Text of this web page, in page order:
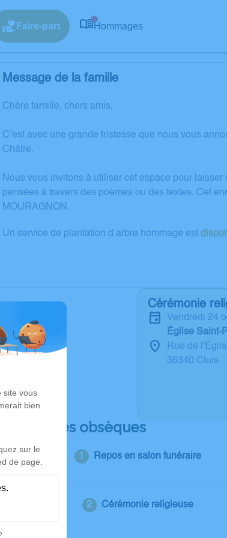
Faire-part Hommages
Message de la famille
Chère famille, chers amis,
C’est avec une grande tristesse que nous vous
Châtre.
Nous vous invitons à utiliser cet espace pour
pensées à travers des poèmes ou des textes. Cet
MOURAGNON.
Un service de plantation d’arbre hommage est
Cérémonie
vendredi 24
Église Saint-
Rue de
36340 Cluis
Déroulé des obsèques
Repos en salon funéraire
Cérémonie religieuse